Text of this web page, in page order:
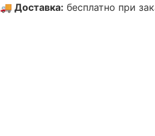
🚚 Доставка: бесплатно при